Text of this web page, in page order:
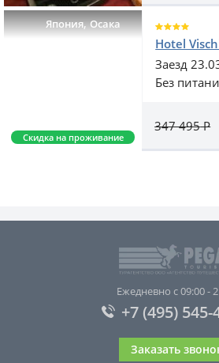
Япония,Осака
Скидка на проживание
Hotel
Заезд
Без
347 495Р
Ежедневно с 09:00 -
+7 (495) 545-
Заказать